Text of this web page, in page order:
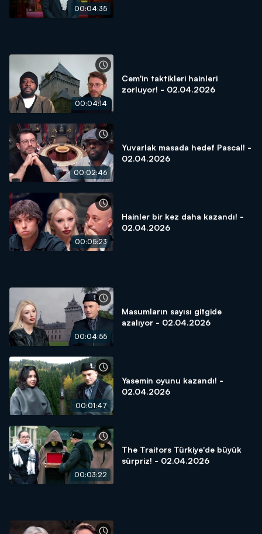
00:04:35
00:04:14
Cem'in taktikleri hainleri
zorluyor! - 02.04.2026
00:02:46
Yuvarlak masada hedef Pascal! -
02.04.2026
00:05:23
Hainler bir kez daha kazandı! -
02.04.2026
00:04:55
Masumların sayısı gitgide
azalıyor - 02.04.2026
00:01:47
Yasemin oyunu kazandı! -
02.04.2026
00:03:22
The Traitors Türkiye'de büyük
sürpriz! - 02.04.2026